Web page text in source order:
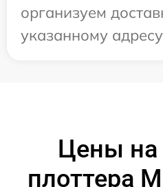
организуем
указанному
Цены на
плоттера